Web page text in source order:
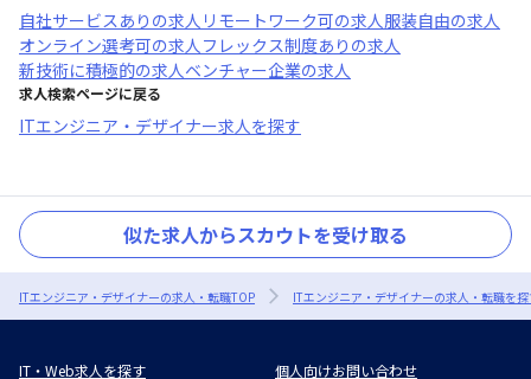
自社サービスあり の求人 リモートワーク可の求人服装自由の求人
オンライン選考可の求人フレックス制度あり の求人
新技術に積極的の求人ベンチャー企業の求人
求人検索ページに戻る
ITエンジニア・デザイナー求人を探す
似た求人からスカウトを受け取る
ITエンジニア・デザイナーの求人・転職TOP ITエンジニア・デザイナーの求人・転職を
IT・Web求人を探す
個人向けお問い合わせ